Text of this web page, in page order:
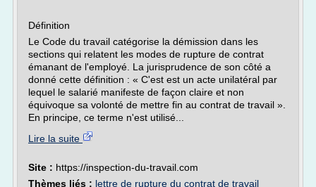
Définition
Le Code du travail catégorise la démission dans les
sections qui relatent les modes de rupture de contrat
émanant de l'employé. La jurisprudence de son côté a
donné cette définition : « C'est est un acte unilatéral par
lequel le salarié manifeste de façon claire et non
équivoque sa volonté de mettre fin au contrat de travail ».
En principe, ce terme n'est utilisé...
Lire la suite
Site : https://inspection-du-travail.com
Thèmes liés : lettre de rupture du contrat de travail